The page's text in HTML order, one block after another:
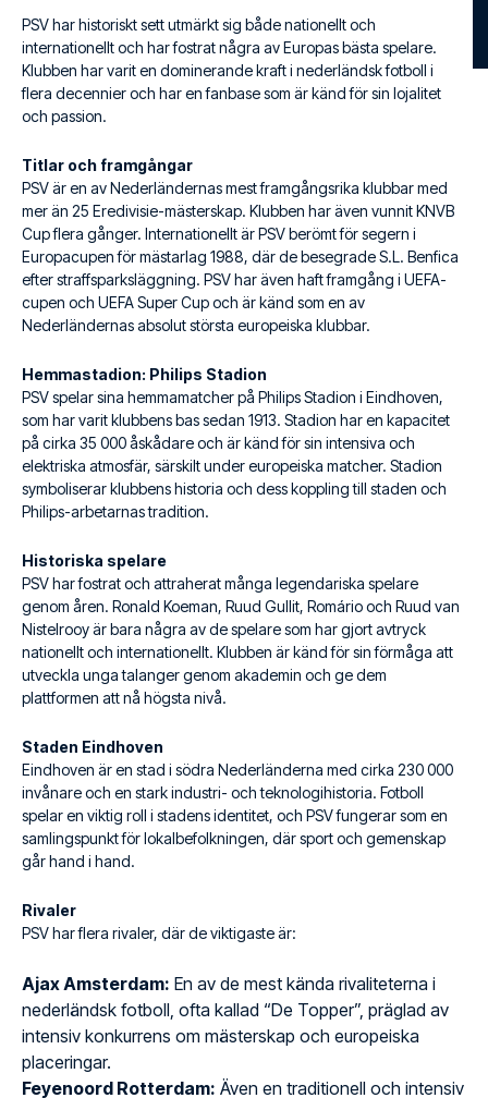
PSV har historiskt sett utmärkt sig både nationellt och
internationellt och har fostrat några av Europas bästa spelare.
Klubben har varit en dominerande kraft i nederländsk fotboll i
flera decennier och har en fanbase som är känd för sin lojalitet
och passion.
Titlar och framgångar
PSV är en av Nederländernas mest framgångsrika klubbar med
mer än 25 Eredivisie-mästerskap. Klubben har även vunnit KNVB
Cup flera gånger. Internationellt är PSV berömt för segern i
Europacupen för mästarlag 1988, där de besegrade S.L. Benfica
efter straffsparksläggning. PSV har även haft framgång i UEFA-
cupen och UEFA Super Cup och är känd som en av
Nederländernas absolut största europeiska klubbar.
Hemmastadion: Philips Stadion
PSV spelar sina hemmamatcher på Philips Stadion i Eindhoven,
som har varit klubbens bas sedan 1913. Stadion har en kapacitet
på cirka 35 000 åskådare och är känd för sin intensiva och
elektriska atmosfär, särskilt under europeiska matcher. Stadion
symboliserar klubbens historia och dess koppling till staden och
Philips-arbetarnas tradition.
Historiska spelare
PSV har fostrat och attraherat många legendariska spelare
genom åren. Ronald Koeman, Ruud Gullit, Romário och Ruud van
Nistelrooy är bara några av de spelare som har gjort avtryck
nationellt och internationellt. Klubben är känd för sin förmåga att
utveckla unga talanger genom akademin och ge dem
plattformen att nå högsta nivå.
Staden Eindhoven
Eindhoven är en stad i södra Nederländerna med cirka 230 000
invånare och en stark industri- och teknologihistoria. Fotboll
spelar en viktig roll i stadens identitet, och PSV fungerar som en
samlingspunkt för lokalbefolkningen, där sport och gemenskap
går hand i hand.
Rivaler
PSV har flera rivaler, där de viktigaste är:
Ajax Amsterdam: En av de mest kända rivaliteterna i
nederländsk fotboll, ofta kallad “De Topper”, präglad av
intensiv konkurrens om mästerskap och europeiska
placeringar.
Feyenoord Rotterdam: Även en traditionell och intensiv